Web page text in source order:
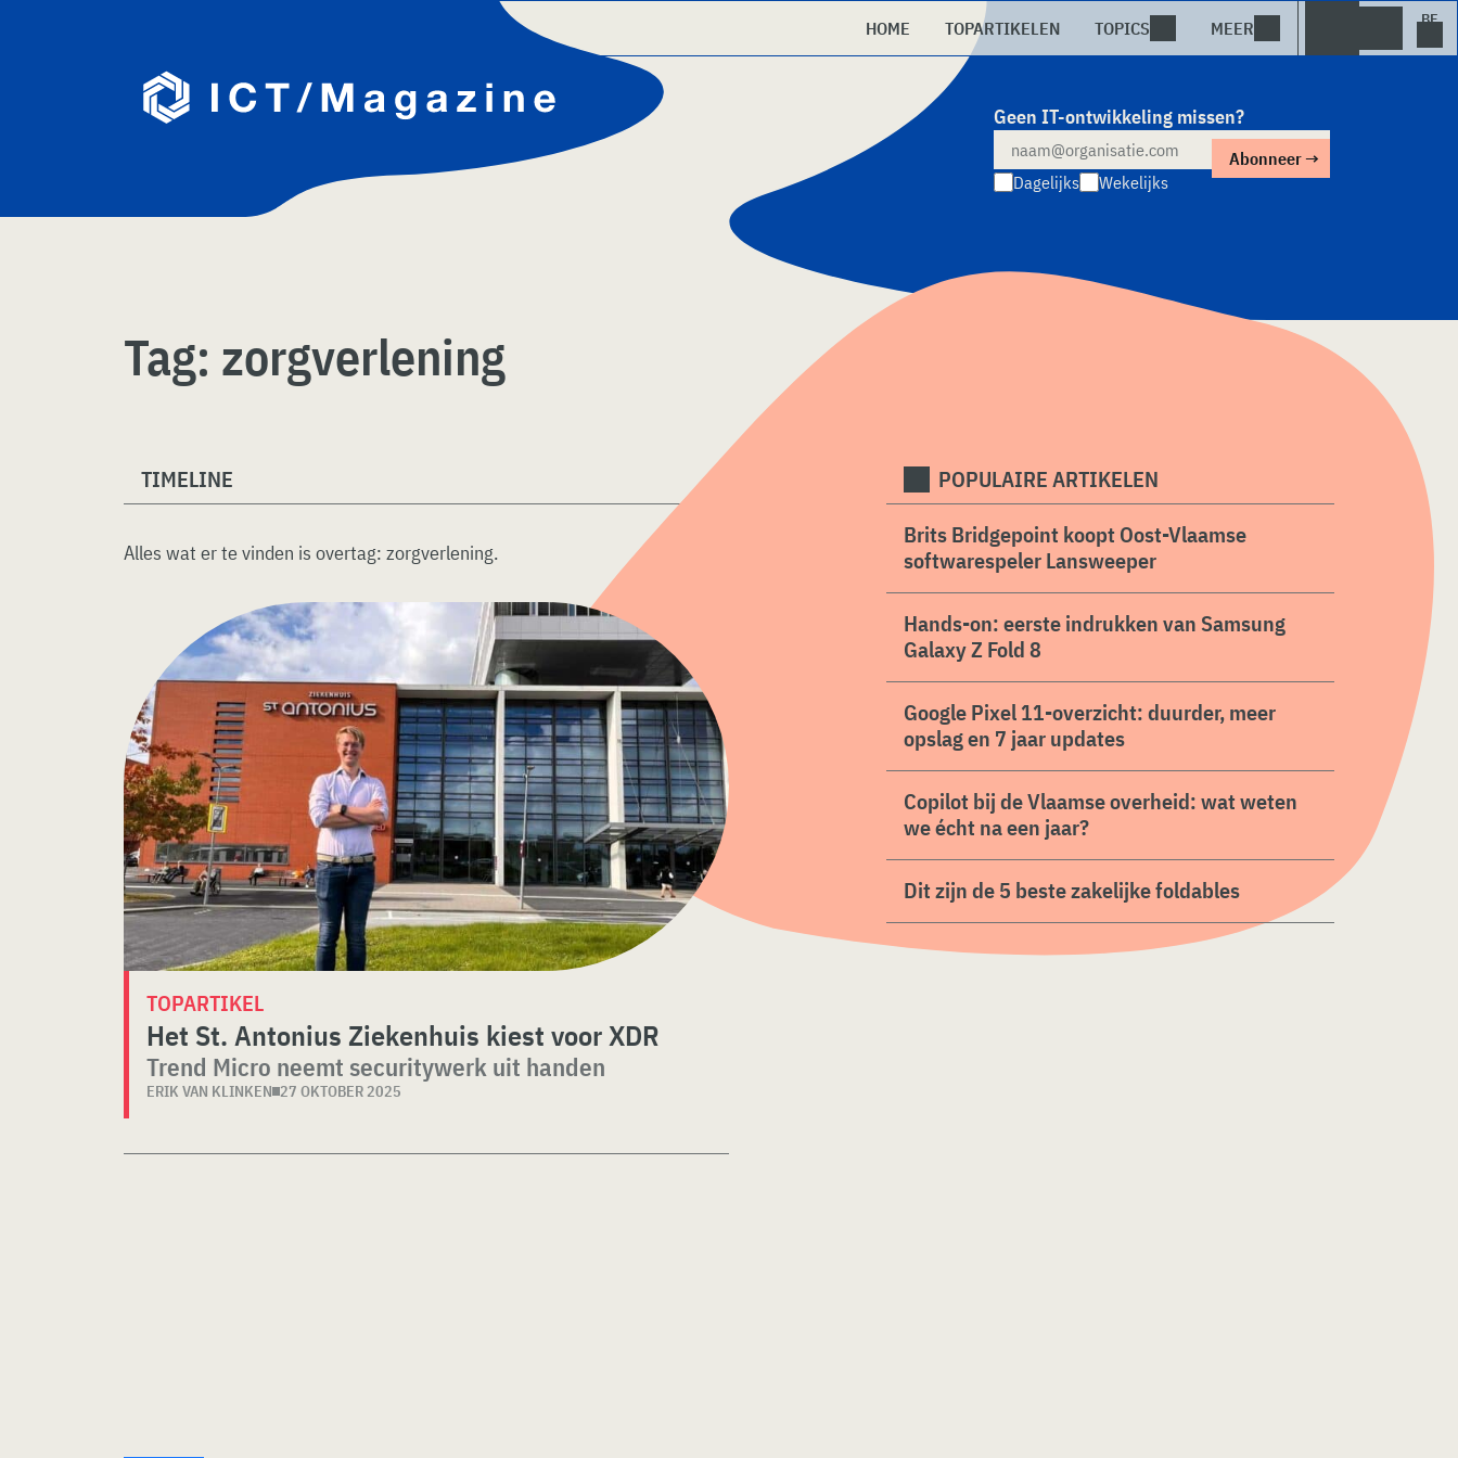
HOME TOPARTIKELEN TOPICS MEER
Geen IT-ontwikkeling missen?
Dagelijks Wekelijks
Tag: zorgverlening
TIMELINE
Alles wat er te vinden is overtag: zorgverlening.
TOPARTIKEL
Het St. Antonius Ziekenhuis kiest voor XDR
Trend Micro neemt securitywerk uit handen
ERIK VAN KLINKEN 27 OKTOBER 2025
POPULAIRE ARTIKELEN
Brits Bridgepoint koopt Oost-Vlaamse
softwarespeler Lansweeper
Hands-on: eerste indrukken van Samsung
Galaxy Z Fold 8
Google Pixel 11-overzicht: duurder, meer
opslag en 7 jaar updates
Copilot bij de Vlaamse overheid: wat weten
we écht na een jaar?
Dit zijn de 5 beste zakelijke foldables